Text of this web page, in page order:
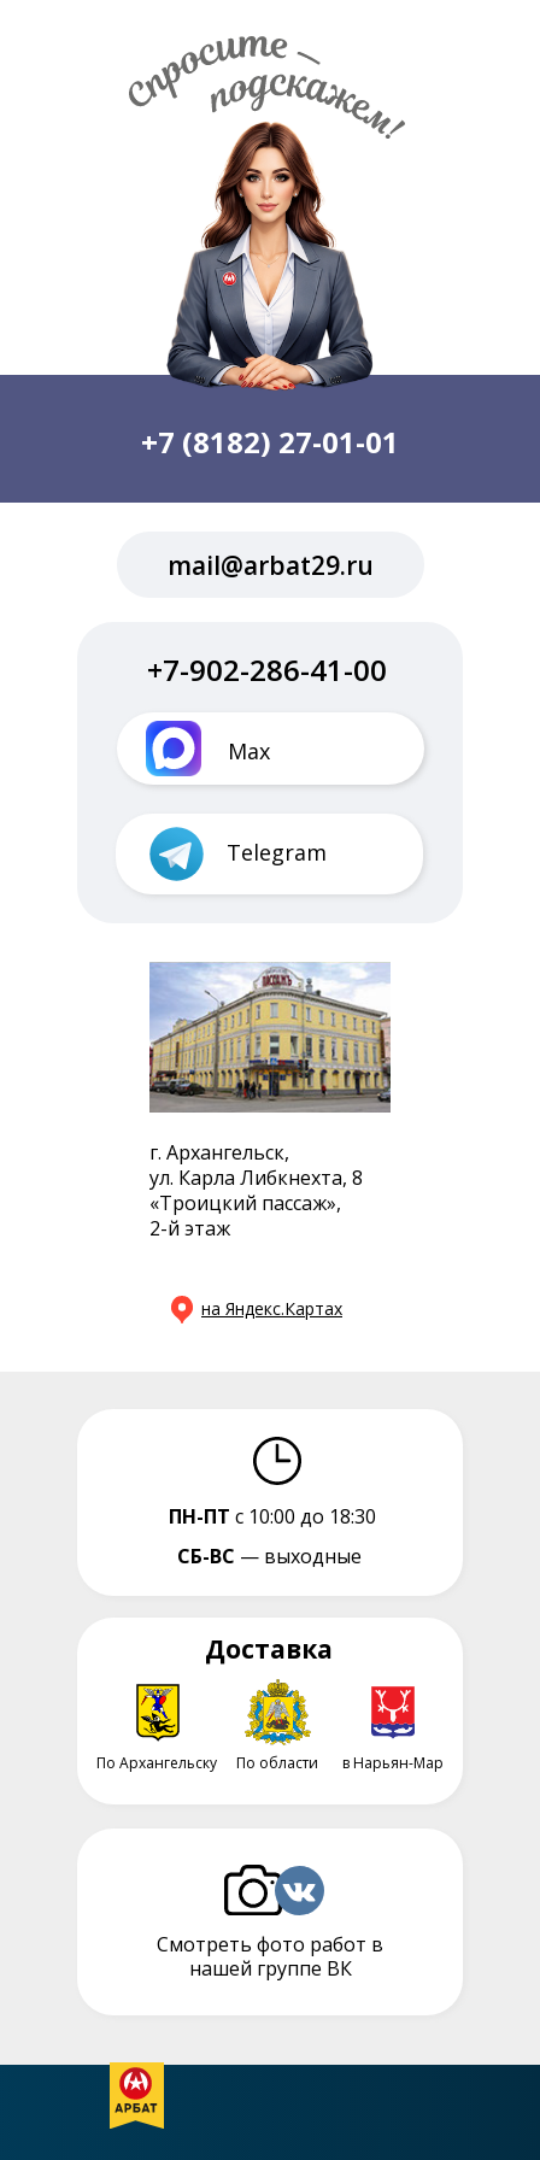
mail@arbat29.ru
Смотреть фото работ в
нашей группе ВК
+7 (8182) 27-01-01
Max
+7-902-286-41-00
ПН-ПТ с 10:00 до 18:30
Telegram
СБ-ВС — выходные
г. Архангельск,
ул. Карла Либкнехта, 8
«Троицкий пассаж»,
2-й этаж
на Яндекс.Картах
Доставка
По Архангельску в Нарьян-Мар
По области